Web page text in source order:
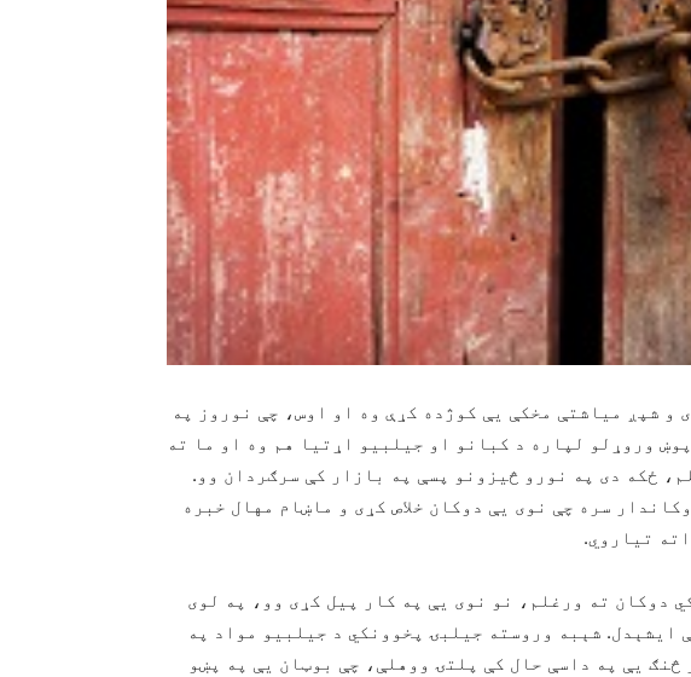
و شپږ مياشتې مخكې يې كوژده كړې وه او اوس، چې نوروز په
وروړلو لپاره د كبانو او جيلبيو اړتيا هم وه او ما ته
ځكه دى په نورو څيزونو پسې په بازار كې سرګردان وو.
سره چې نوى يې دوكان خلاص كړى و ماښام مهال خبره
تياروي.
دوكان ته ورغلم، نو نوى يې په كار پيل كړى وو، په لوى
ايشېدل. شېبه وروسته جيلبۍ پخوونكي د جيلبيو مواد په
څنګ يې په داسې حال كې پلتۍ ووهلې، چې بوټان يې په پښو